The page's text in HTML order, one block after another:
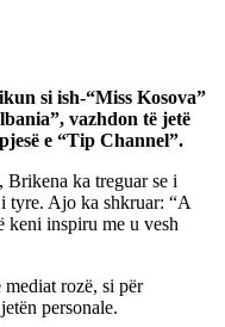
si ish-“Miss Kosova”
vazhdon të jetë
e “Tip Channel”.
Brikena ka treguar se i
i tyre. Ajo ka shkruar: “A
keni inspiru me u vesh
rozë, si për
personale.